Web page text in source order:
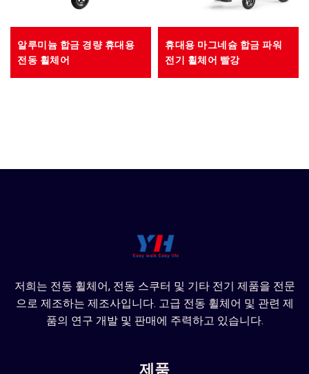
알루미늄 합금 경량 휴대용
전동 휠체어
휴대용 마그네슘 합금 파워
전기 휠체어 빨강
저희는 전동 휠체어, 전동 스쿠터 및 기타 전기 제품을 전문
으로 제조하는 제조사입니다. 고급 전동 휠체어 및 관련 제
품의 연구 개발 및 판매에 주력하고 있습니다.
제품